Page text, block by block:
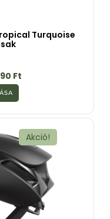
Turquoise
Ft
Akció!